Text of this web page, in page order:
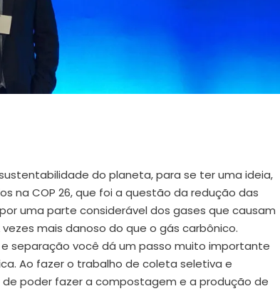
do planeta, para se ter uma ideia,
na COP 26, que foi a questão da redução das
uma parte considerável dos gases que causam
mais danoso do que o gás carbônico.
separação você dá um passo muito importante
Ao fazer o trabalho de coleta seletiva e
poder fazer a compostagem e a produção de